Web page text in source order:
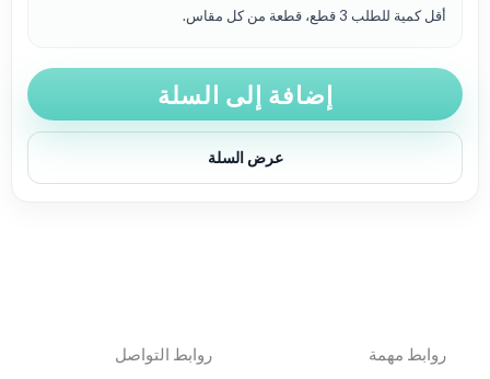
أقل كمية للطلب 3 قطع، قطعة من كل مقاس.
إضافة إلى السلة
عرض السلة
روابط مهمة روابط التواصل